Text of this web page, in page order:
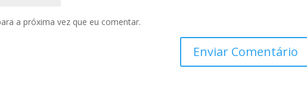
a próxima vez que eu comentar.